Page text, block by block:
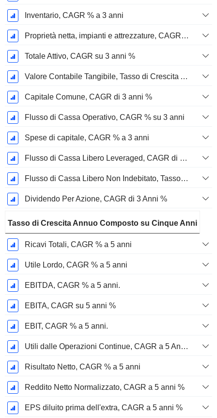
Inventario, CAGR % a 3 anni
Proprietà netta, impianti e attrezzature, CAGR su 3 anni %
Totale Attivo, CAGR su 3 anni %
Valore Contabile Tangibile, Tasso di Crescita Annuo Composto su 3 anni %
Capitale Comune, CAGR di 3 anni %
Flusso di Cassa Operativo, CAGR % su 3 anni
Spese di capitale, CAGR % a 3 anni
Flusso di Cassa Libero Leveraged, CAGR di 3 Anni %
Flusso di Cassa Libero Non Indebitato, Tasso di Crescita Annuo Composto su 3 Anni %
Dividendo Per Azione, CAGR di 3 Anni %
Tasso di Crescita Annuo Composto su Cinque Anni
Ricavi Totali, CAGR % a 5 anni
Utile Lordo, CAGR % a 5 anni
EBITDA, CAGR % a 5 anni.
EBITA, CAGR su 5 anni %
EBIT, CAGR % a 5 anni.
Utili dalle Operazioni Continue, CAGR a 5 Anni %
Risultato Netto, CAGR % a 5 anni
Reddito Netto Normalizzato, CAGR a 5 anni %
EPS diluito prima dell'extra, CAGR a 5 anni %